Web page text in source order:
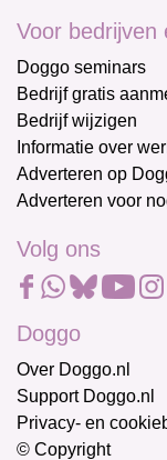
Voor bedrijven
Doggo seminars
Bedrijf gratis
Bedrijf wijzigen
Informatie over
Adverteren op
Adverteren voor
Volg ons
Doggo
Over Doggo.nl
Support Doggo.nl
Privacy- en
© Copyright